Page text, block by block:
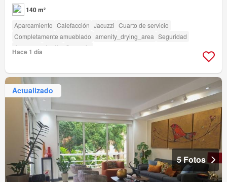
140 m²
Aparcamiento Calefacción Jacuzzi Cuarto de servicio
Completamente amueblado amenity_drying_area Seguridad
Ascensor
Jardín Conserje
Hace 1 día
Actualizado
5 Fotos